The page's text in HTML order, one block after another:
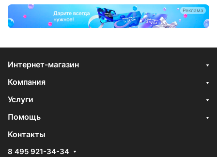
Реклама
Интернет-магазин
Компания
Услуги
Помощь
Контакты
8 495 921-34-34